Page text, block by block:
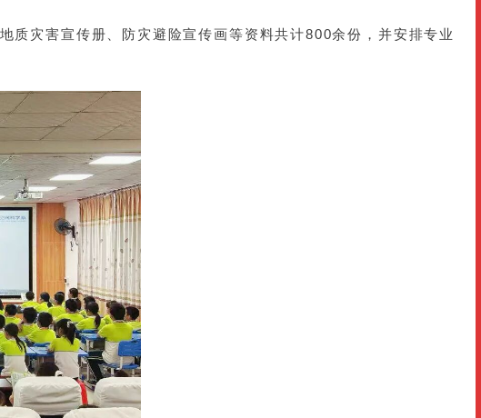
质灾害宣传册、防灾避险宣传画等资料共计800余份，并安排专业